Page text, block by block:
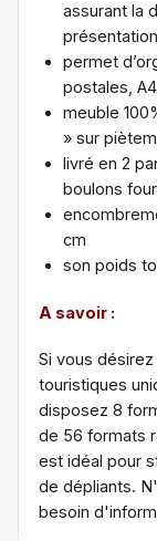
assurant la
permet
postales,
meuble
» sur
livré en 2
boulons
cm
son poids
A savoir :
Si vous
touristiques
disposez 8
de 56 formats
est idéal pour
de dépliants.
besoin